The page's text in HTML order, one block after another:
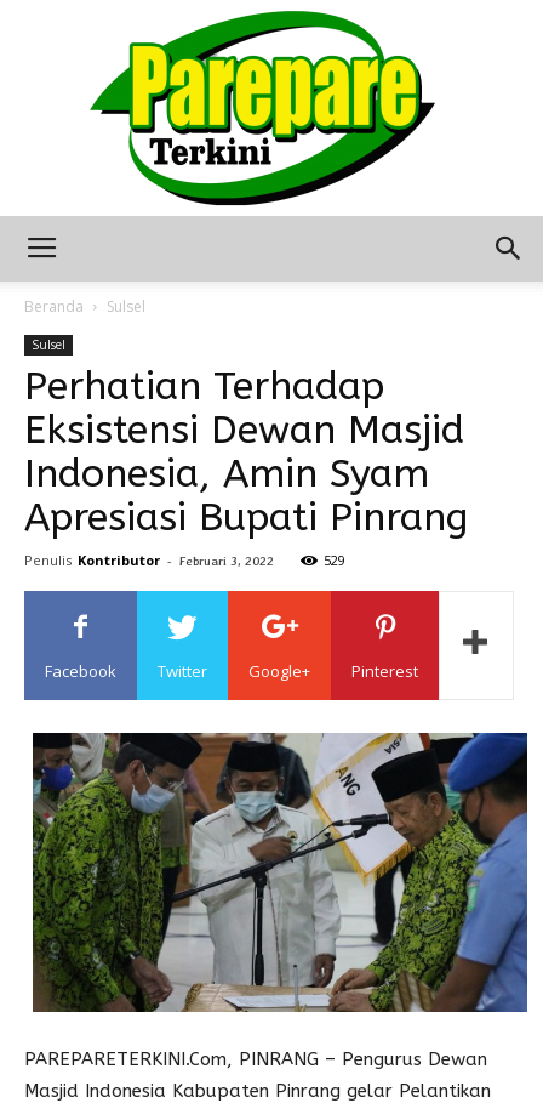
Terkini
Seputar
Sulawesi
Beranda Sulsel
Sulsel
Perhatian Terhadap
Eksistensi Dewan Masjid
Indonesia, Amin Syam
Apresiasi Bupati Pinrang
Penulis Kontributor - Februari 3, 2022 529
Facebook Twitter Google+ Pinterest
PAREPARETERKINI.Com, PINRANG – Pengurus Dewan
Masjid Indonesia Kabupaten Pinrang gelar Pelantikan